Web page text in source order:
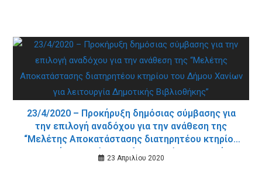
23/4/2020 – Προκήρυξη δημόσιας σύμβασης για
την επιλογή αναδόχου για την ανάθεση της
“Μελέτης Αποκατάστασης διατηρητέου κτηρίου
του Δήμου Χανίων για λειτουργία Δημοτικής
Βιβλιοθήκης”
23 Απριλίου 2020